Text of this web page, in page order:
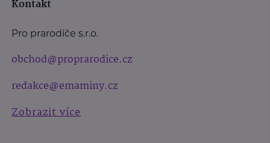
Kontakt
Pro prarodiče s.r.o.
obchod@proprarodice.cz
redakce@emaminy.cz
Zobrazit více